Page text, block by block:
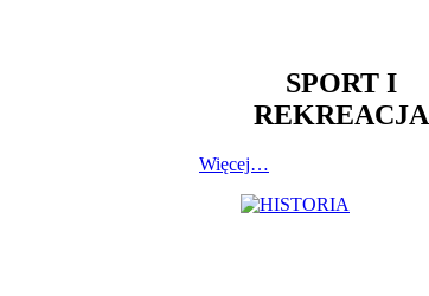
SPORT I
REKREACJA
Więcej…